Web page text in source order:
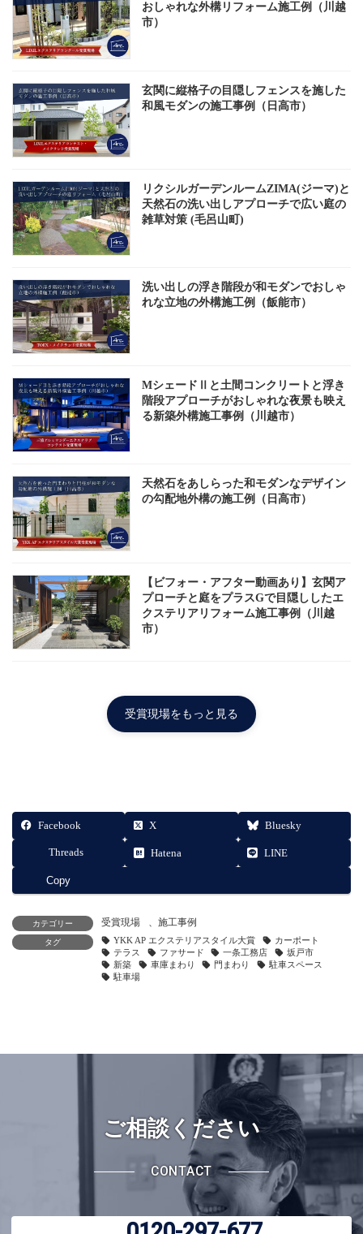
おしゃれな外構リフォーム施工例（川越
市）
玄関に縦格子の目隠しフェンスを施した
和風モダンの施工事例（日高市）
リクシルガーデンルームZIMA(ジーマ)と
天然石の洗い出しアプローチで広い庭の
雑草対策 (毛呂山町)
洗い出しの浮き階段が和モダンでおしゃ
れな立地の外構施工例（飯能市）
MシェードⅡと土間コンクリートと浮き
階段アプローチがおしゃれな夜景も映え
る新築外構施工事例（川越市）
天然石をあしらった和モダンなデザイン
の勾配地外構の施工例（日高市）
【ビフォー・アフター動画あり】玄関ア
プローチと庭をプラスGで目隠ししたエ
クステリアリフォーム施工事例（川越
市）
受賞現場をもっと見る
Facebook X Bluesky
Threads Hatena LINE
Copy
カテゴリー 受賞現場 、 施工事例
タグ YKK AP エクステリアスタイル大賞
カーポート
テラス
ファサード 一条工務店
坂戸市
新築
車庫まわり 門まわり
駐車スペース
駐車場
ご相談ください
CONTACT